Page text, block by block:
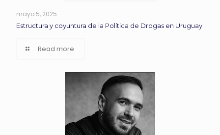
mayo 5, 2025
Estructura y coyuntura de la Política de Drogas en Uruguay
Read more